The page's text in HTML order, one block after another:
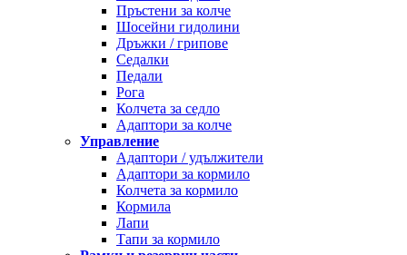
Пръстени за колче
Шосейни гидолини
Дръжки / грипове
Седалки
Педали
Рога
Колчета за седло
Адаптори за колче
Управление
Адаптори / удължители
Адаптори за кормило
Колчета за кормило
Кормила
Лапи
Тапи за кормило